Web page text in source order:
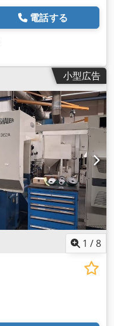
電話する
小型広告
1 /8